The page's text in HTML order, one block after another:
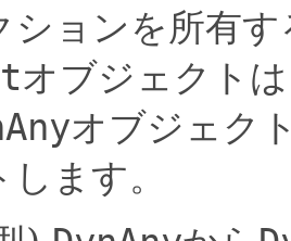
ションを所有
オブジェクト
オブジェク
ます。